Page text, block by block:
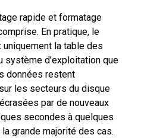
rapide et formatage
En pratique, le
uniquement la table des
système d’exploitation que
données restent
les secteurs du disque
par de nouveaux
secondes à quelques
grande majorité des cas.